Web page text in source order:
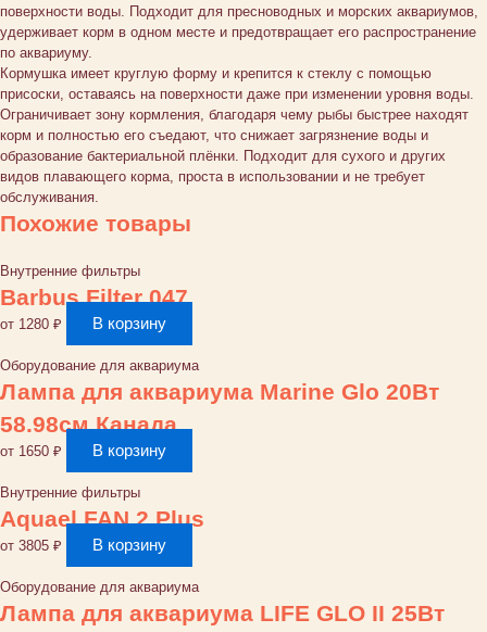
поверхности воды. Подходит для пресноводных и морских аквариумов,
удерживает корм в одном месте и предотвращает его распространение
по аквариуму.
Кормушка имеет круглую форму и крепится к стеклу с помощью
присоски, оставаясь на поверхности даже при изменении уровня воды.
Ограничивает зону кормления, благодаря чему рыбы быстрее находят
корм и полностью его съедают, что снижает загрязнение воды и
образование бактериальной плёнки. Подходит для сухого и других
видов плавающего корма, проста в использовании и не требует
обслуживания.
Похожие товары
Внутренние фильтры
Barbus Filter 047
от 1280 ₽ В корзину
Оборудование для аквариума
Лампа для аквариума Marine Glo 20Вт
58.98см Канада
от 1650 ₽ В корзину
Внутренние фильтры
Aquael FAN 2 Plus
от 3805 ₽ В корзину
Оборудование для аквариума
Лампа для аквариума LIFE GLO II 25Bт